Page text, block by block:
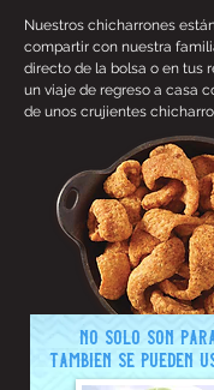
Nuestros chicharrones
compartir con nuestra
directo de la bolsa o en tus
un viaje de regreso a casa
de unos crujientes
no solo son
también se pueden